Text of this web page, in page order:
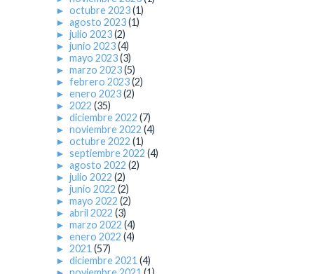
► octubre 2023(1)
► agosto 2023(1)
► julio 2023(2)
► junio 2023(4)
► mayo 2023(3)
► marzo 2023(5)
► febrero 2023(2)
► enero 2023(2)
► 2022 (35)
► diciembre 2022 (7)
► noviembre 2022 (4)
► octubre 2022 (1)
► septiembre 2022 (4)
► agosto 2022 (2)
► julio 2022 (2)
► junio 2022 (2)
► mayo 2022 (2)
► abril 2022 (3)
► marzo 2022 (4)
► enero 2022 (4)
► 2021 (57)
► diciembre 2021 (4)